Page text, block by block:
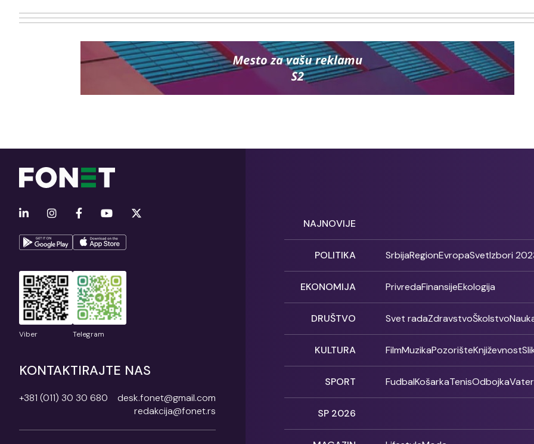
Viber Telegram
KONTAKTIRAJTE NAS
+381 (011) 30 30 680
desk.fonet@gmail.com
redakcija@fonet.rs
NAJNOVIJE
POLITIKA SrbijaRegionEvropaSvetIzbori
EKONOMIJA PrivredaFinansijeEkologija
DRUŠTVO Svet radaZdravstvoŠkolstvo
KULTURA FilmMuzikaPozorišteKnjiževnost
SPORT FudbalKošarkaTenisOdbojka
SP 2026